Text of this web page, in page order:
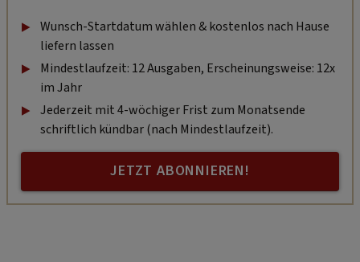
Wunsch-Startdatum wählen & kostenlos nach Hause
liefern lassen
Mindestlaufzeit: 12 Ausgaben, Erscheinungsweise: 12x
im Jahr
Jederzeit mit 4-wöchiger Frist zum Monatsende
schriftlich kündbar (nach Mindestlaufzeit).
JETZT ABONNIEREN!